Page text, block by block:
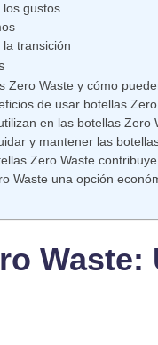
gustos
transición
Zero Waste y cómo
de usar botellas
en las botellas Zero
y mantener las
Zero Waste
Waste una opción
Waste: